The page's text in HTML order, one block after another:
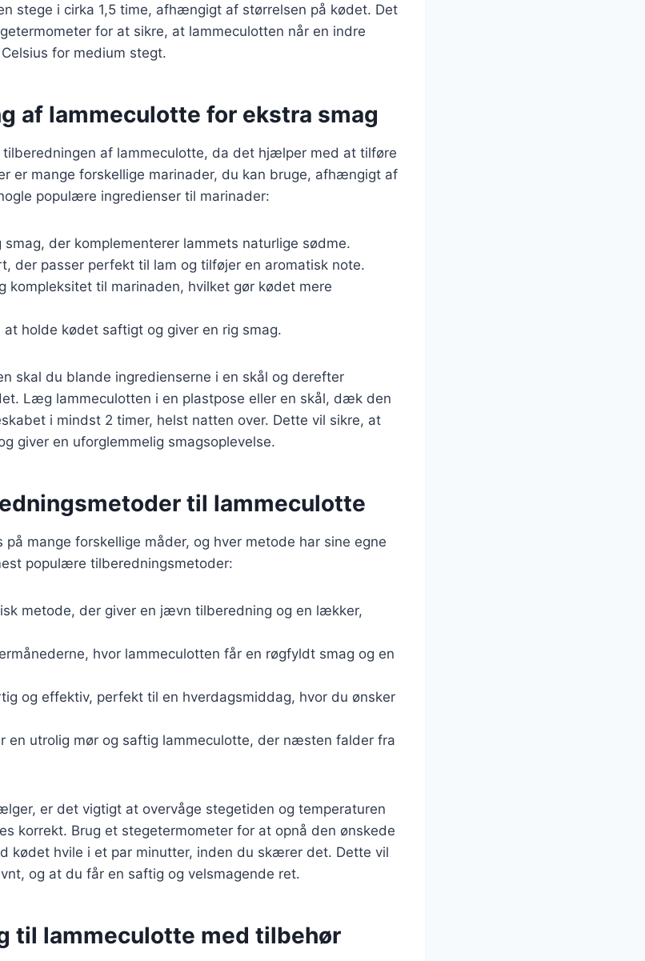
stege i cirka 1,5 time, afhængigt af størrelsen på kødet. Det
for at sikre, at lammeculotten når en indre
for medium stegt.
af lammeculotte for ekstra smag
af lammeculotte, da det hjælper med at tilføre
er mange forskellige marinader, du kan bruge, afhængigt af
populære ingredienser til marinader:
smag, der komplementerer lammets naturlige sødme.
der passer perfekt til lam og tilføjer en aromatisk note.
kompleksitet til marinaden, hvilket gør kødet mere
holde kødet saftigt og giver en rig smag.
skal du blande ingredienserne i en skål og derefter
Læg lammeculotten i en plastpose eller en skål, dæk den
i mindst 2 timer, helst natten over. Dette vil sikre, at
giver en uforglemmelig smagsoplevelse.
til lammeculotte
mange forskellige måder, og hver metode har sine egne
populære tilberedningsmetoder:
metode, der giver en jævn tilberedning og en lækker,
hvor lammeculotten får en røgfyldt smag og en
og effektiv, perfekt til en hverdagsmiddag, hvor du ønsker
en utrolig mør og saftig lammeculotte, der næsten falder fra
er det vigtigt at overvåge stegetiden og temperaturen
korrekt. Brug et stegetermometer for at opnå den ønskede
kødet hvile i et par minutter, inden du skærer det. Dette vil
og at du får en saftig og velsmagende ret.
til lammeculotte med tilbehør